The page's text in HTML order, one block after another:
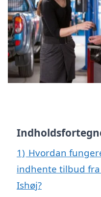
1) Hvordan
indhente tilbud
Ishøj?